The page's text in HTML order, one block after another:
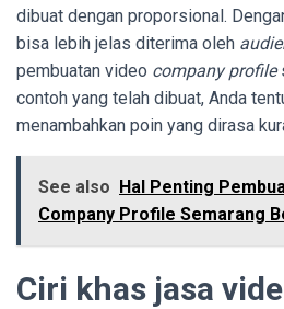
dibuat dengan proporsional.
bisa lebih jelas diterima oleh
pembuatan video company profile
contoh yang telah dibuat, Anda
menambahkan poin yang dirasa
See also Hal Penting
Company Profile Semarang
Ciri khas jasa